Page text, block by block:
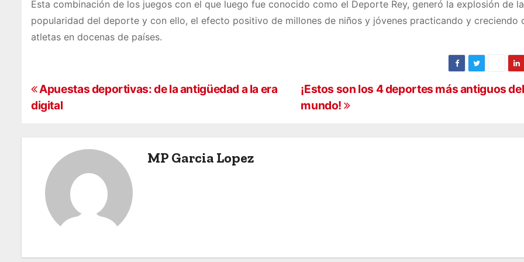
Esta combinación de los juegos con el que luego fue conocido como el Deporte Rey, generó la explosión de la
popularidad del deporte y con ello, el efecto positivo de millones de niños y jóvenes practicando y creciendo
atletas en docenas de países.
P
o
i
¡Estos son los 4 deportes más antiguos del
mundo!
Apuestas deportivas: de la antigüedad a la era
digital
MP Garcia Lopez